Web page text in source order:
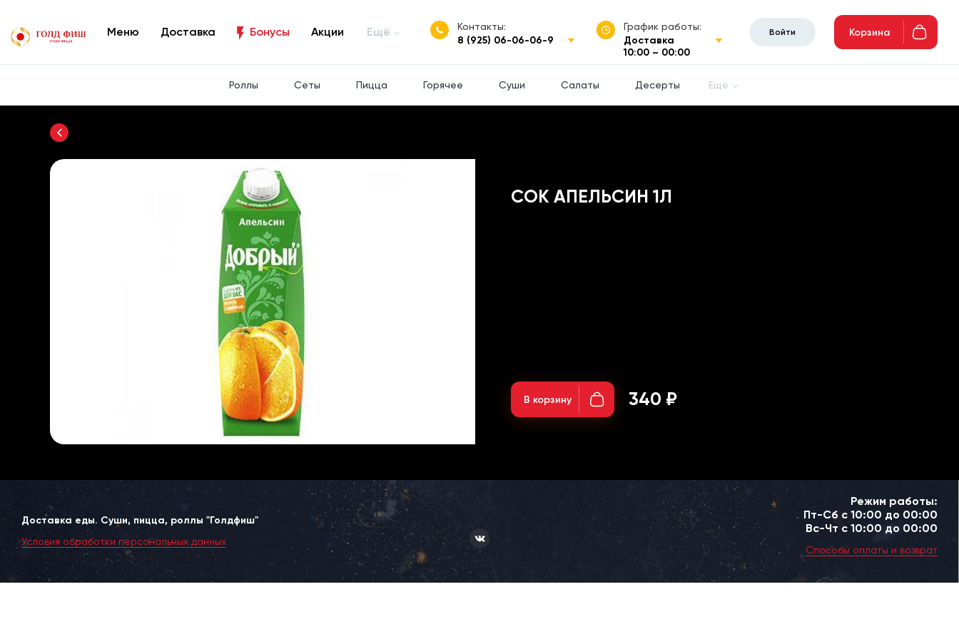
Контакты:
8 (925) 06-06-06-9
График работы:
Доставка
10:00 – 00:00
Меню Доставка Бонусы Акции Ещё Войти Корзина
Роллы Сеты Пицца Горячее Суши Салаты Десерты Ещё
СОК АПЕЛЬСИН 1Л
В корзину 340 ₽
Доставка еды. Суши, пицца, роллы "Голдфиш"
Условия обработки персональных данных
Режим работы:
Пт-Сб с 10:00 до 00:00
Вс-Чт с 10:00 до 00:00
Способы оплаты и возврат